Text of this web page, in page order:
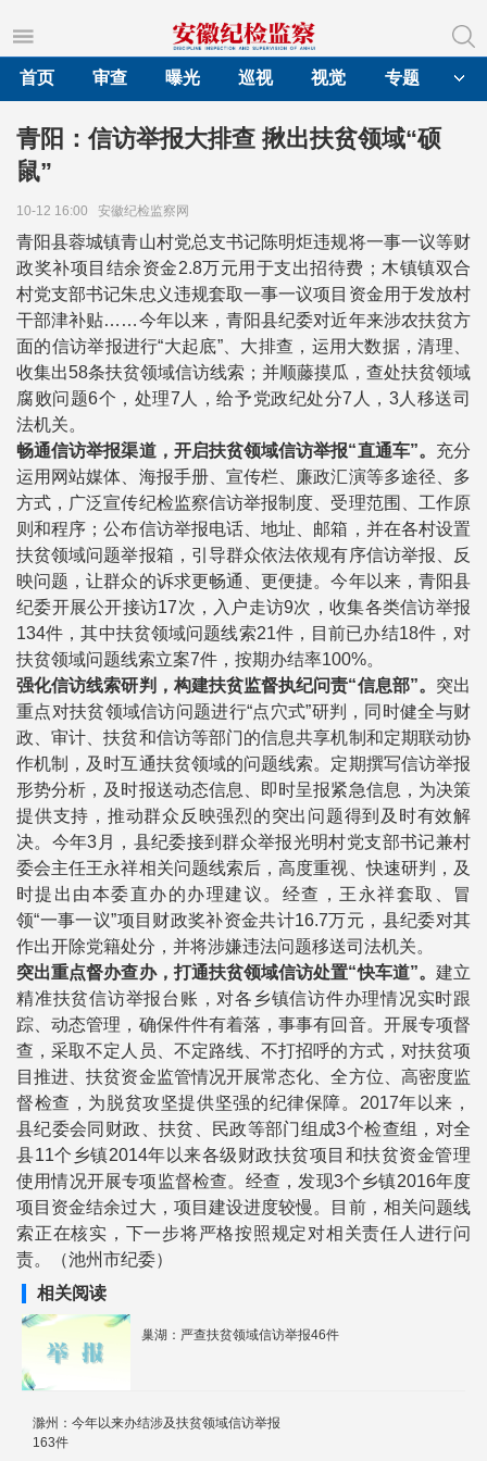
首页
审查 曝光 巡视 视觉 专题
青阳：信访举报大排查 揪出扶贫领域“硕
鼠”
10-12 16:00 安徽纪检监察网
青阳县蓉城镇青山村党总支书记陈明炬违规将一事一议等财
政奖补项目结余资金2.8万元用于支出招待费；木镇镇双合
村党支部书记朱忠义违规套取一事一议项目资金用于发放村
干部津补贴……今年以来，青阳县纪委对近年来涉农扶贫方
面的信访举报进行“大起底”、大排查，运用大数据，清理、
收集出58条扶贫领域信访线索；并顺藤摸瓜，查处扶贫领域
腐败问题6个，处理7人，给予党政纪处分7人，3人移送司
法机关。
畅通信访举报渠道，开启扶贫领域信访举报“直通车”。 充分
运用网站媒体、海报手册、宣传栏、廉政汇演等多途径、多
方式，广泛宣传纪检监察信访举报制度、受理范围、工作原
则和程序；公布信访举报电话、地址、邮箱，并在各村设置
扶贫领域问题举报箱，引导群众依法依规有序信访举报、反
映问题，让群众的诉求更畅通、更便捷。今年以来，青阳县
纪委开展公开接访17次，入户走访9次，收集各类信访举报
134件，其中扶贫领域问题线索21件，目前已办结18件，对
扶贫领域问题线索立案7件，按期办结率100%。
强化信访线索研判，构建扶贫监督执纪问责“信息部”。 突出
重点对扶贫领域信访问题进行“点穴式”研判，同时健全与财
政、审计、扶贫和信访等部门的信息共享机制和定期联动协
作机制，及时互通扶贫领域的问题线索。定期撰写信访举报
形势分析，及时报送动态信息、即时呈报紧急信息，为决策
提供支持，推动群众反映强烈的突出问题得到及时有效解
决。今年3月，县纪委接到群众举报光明村党支部书记兼村
委会主任王永祥相关问题线索后，高度重视、快速研判，及
时提出由本委直办的办理建议。经查，王永祥套取、冒
领“一事一议”项目财政奖补资金共计16.7万元，县纪委对其
作出开除党籍处分，并将涉嫌违法问题移送司法机关。
突出重点督办查办，打通扶贫领域信访处置“快车道”。 建立
精准扶贫信访举报台账，对各乡镇信访件办理情况实时跟
踪、动态管理，确保件件有着落，事事有回音。开展专项督
查，采取不定人员、不定路线、不打招呼的方式，对扶贫项
目推进、扶贫资金监管情况开展常态化、全方位、高密度监
督检查，为脱贫攻坚提供坚强的纪律保障。2017年以来，
县纪委会同财政、扶贫、民政等部门组成3个检查组，对全
县11个乡镇2014年以来各级财政扶贫项目和扶贫资金管理
使用情况开展专项监督检查。经查，发现3个乡镇2016年度
项目资金结余过大，项目建设进度较慢。目前，相关问题线
索正在核实，下一步将严格按照规定对相关责任人进行问
责。（池州市纪委）
相关阅读
巢湖：严查扶贫领域信访举报46件
滁州：今年以来办结涉及扶贫领域信访举报
163件